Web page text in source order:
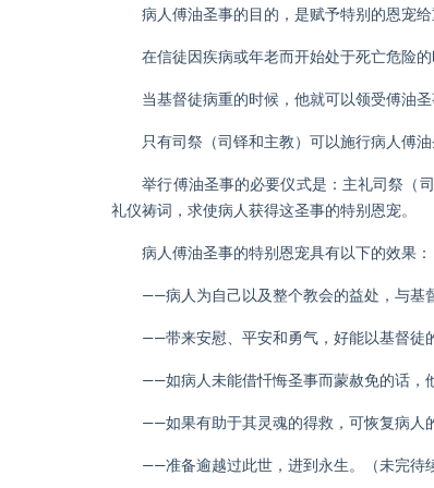
病人傅油圣事的目的，是赋予特别的恩宠给
在信徒因疾病或年老而开始处于死亡危险的
当基督徒病重的时候，他就可以领受傅油圣
只有司祭（司铎和主教）可以施行病人傅油
举行傅油圣事的必要仪式是：主礼司祭（司
礼仪祷词，求使病人获得这圣事的特别恩宠。
病人傅油圣事的特别恩宠具有以下的效果：
——病人为自己以及整个教会的益处，与基督
——带来安慰、平安和勇气，好能以基督徒的
——如病人未能借忏悔圣事而蒙赦免的话，他
——如果有助于其灵魂的得救，可恢复病人
——准备逾越过此世，进到永生。（未完待续